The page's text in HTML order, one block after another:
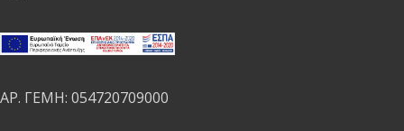
ΑΡ. ΓΕΜΗ: 054720709000